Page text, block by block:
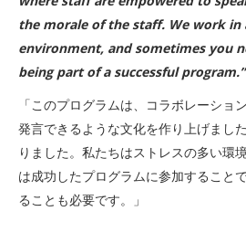
the morale of the staff. We work in
environment, and sometimes you
being part of a successful program.”
「このプログラムは、コラボレーショ
発言できるような文化を作り上げまし
りました。私たちはストレスの多い環
は成功したプログラムに参加すること
ることも必要です。」